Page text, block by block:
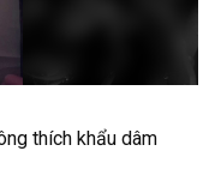
thích khẩu dâm